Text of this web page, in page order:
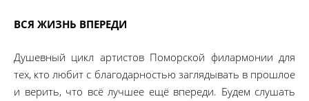
ВСЯ ЖИЗНЬ ВПЕРЕДИ
Душевный цикл артистов Поморской филармонии для
тех, кто любит с благодарностью заглядывать в прошлое
и верить, что всё лучшее ещё впереди. Будем слушать